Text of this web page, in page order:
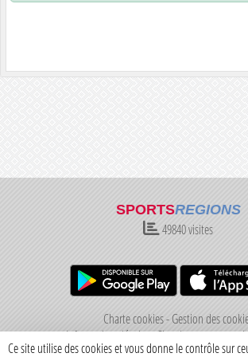
SPORTSREGIONS
49840visites
Charte cookies Gestion des
Informations légales Signaler un contenu
Ce site utilise des cookies et vous donne le contrôle sur